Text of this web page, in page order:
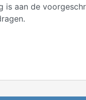
is aan de